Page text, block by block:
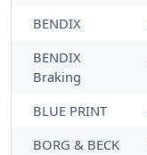
BENDIX
BENDIX
Braking
BLUE PRINT
BORG & BECK